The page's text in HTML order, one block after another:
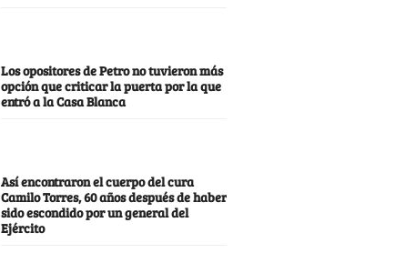
Los opositores de Petro no tuvieron más
opción que criticar la puerta por la que
entró a la Casa Blanca
Así encontraron el cuerpo del cura
Camilo Torres, 60 años después de haber
sido escondido por un general del
Ejército